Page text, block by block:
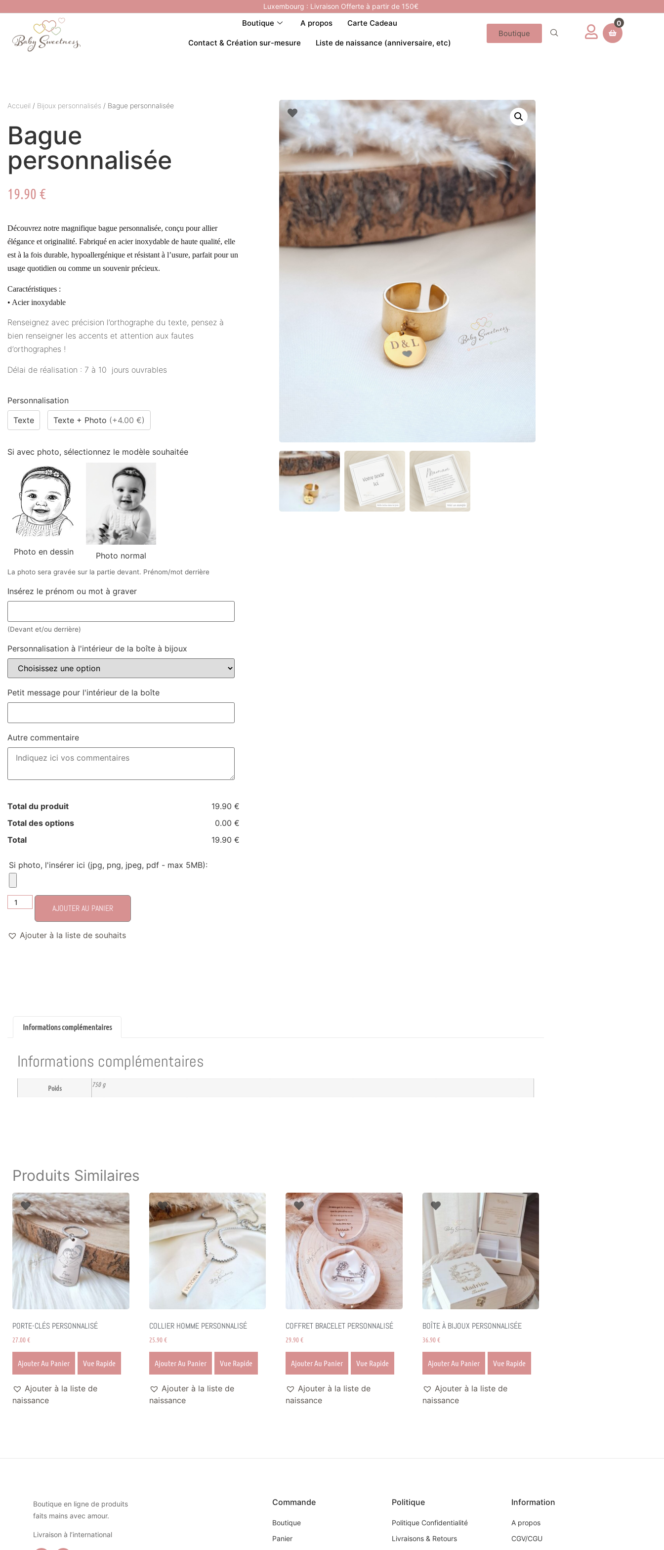
Luxembourg : Livraison Offerte à partir de 150€
Boutique A propos Carte Cadeau
Contact & Création sur-mesure Liste de naissance (anniversaire, etc)
Boutique
0
Accueil / Bijoux personnalisés / Bague personnalisée
Bague
personnalisée
19.90 €
Découvrez notre magnifique bague personnalisée, conçu pour allier
élégance et originalité. Fabriqué en acier inoxydable de haute qualité, elle
est à la fois durable, hypoallergénique et résistant à l’usure, parfait pour un
usage quotidien ou comme un souvenir précieux.
Caractéristiques :
• Acier inoxydable
Renseignez avec précision l’orthographe du texte, pensez à
bien renseigner les accents et attention aux fautes
d’orthographes !
Délai de réalisation : 7 à 10 jours ouvrables
Personnalisation
Texte Texte + Photo (+4.00 €)
Si avec photo, sélectionnez le modèle souhaitée
Photo en dessin Photo normal
La photo sera gravée sur la partie devant. Prénom/mot derrière
Insérez le prénom ou mot à graver
(Devant et/ou derrière)
Personnalisation à l'intérieur de la boîte à bijoux
Petit message pour l'intérieur de la boîte
Autre commentaire
Total du produit
19.90 €
Total des options
0.00 €
Total
19.90 €
Si photo, l'insérer ici (jpg, png, jpeg, pdf - max 5MB):
AJOUTER AU PANIER
Ajouter à la liste de souhaits
Informations complémentaires
Informations complémentaires
Poids 750 g
Produits Similaires
PORTE-CLÉS PERSONNALISÉ
27.00€
Ajouter Au Panier Vue Rapide
Ajouter à la liste de
naissance
COLLIER HOMME PERSONNALISÉ
25.90€
Ajouter Au Panier Vue Rapide
Ajouter à la liste de
naissance
COFFRET BRACELET PERSONNALISÉ
29.90€
Ajouter Au Panier Vue Rapide
Ajouter à la liste de
naissance
BOÎTE À BIJOUX PERSONNALISÉE
36.90€
Ajouter Au Panier Vue Rapide
Ajouter à la liste de
naissance
Boutique en ligne de produits
faits mains avec amour.
Livraison à l’international
Commande
Boutique
Panier
Politique
Politique Confidentialité
Livraisons & Retours
Information
A propos
CGV/CGU